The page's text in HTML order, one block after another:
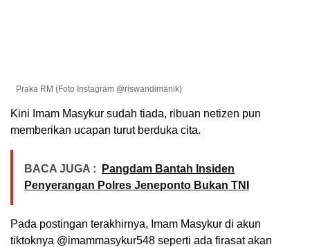
Praka RM (Foto Instagram @riswandimanik)
Kini Imam Masykur sudah tiada, ribuan netizen pun
memberikan ucapan turut berduka cita.
BACA JUGA :
Pangdam Bantah Insiden
Penyerangan Polres Jeneponto Bukan TNI
Pada postingan terakhirnya, Imam Masykur di akun
tiktoknya @imammasykur548 seperti ada firasat akan